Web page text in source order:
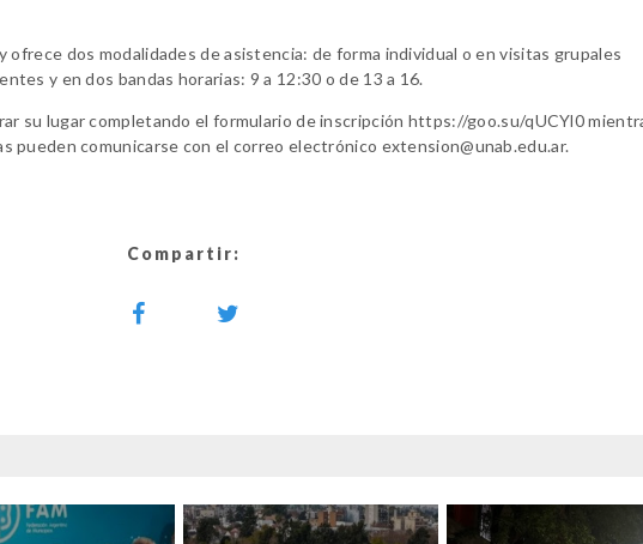
dos modalidades de asistencia: de forma individual o en visitas grupales
y en dos bandas horarias: 9 a 12:30 o de 13 a 16.
su lugar completando el formulario de inscripción https://goo.su/qUCYl0
pueden comunicarse con el correo electrónico extension@unab.edu.ar.
Compartir: